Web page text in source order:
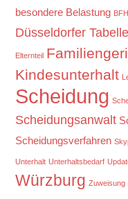
besondere Belastung BFH
Düsseldorfer Tabelle
Elternteil
Kindesunterhalt
Scheidung
Scheidungsanwalt
Scheidungsverfahren
Unterhalt Unterhaltsbedarf
Würzburg Zuweisung